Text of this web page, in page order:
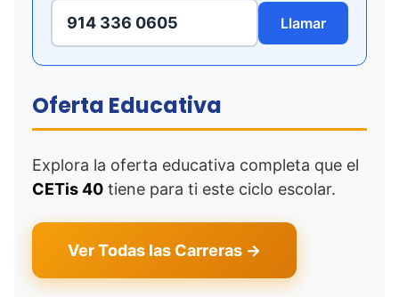
914 336 0605 Llamar
Oferta Educativa
Explora la oferta educativa completa que el
CETis 40 tiene para ti este ciclo escolar.
Ver Todas las Carreras →